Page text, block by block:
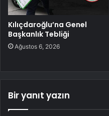
Kılıçdaroğlu’na Genel
Başkanlık Tebliği
Ağustos 6, 2026
Bir yanıt yazın